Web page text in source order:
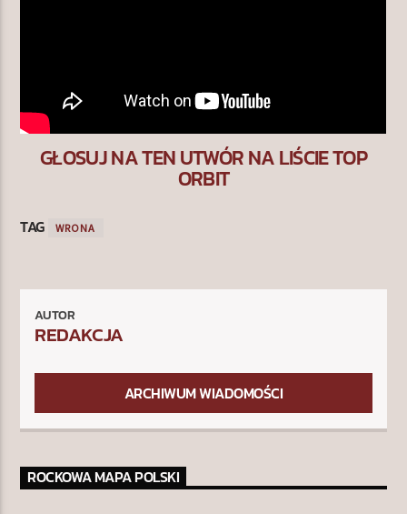
GŁOSUJ NA TEN UTWÓR NA LIŚCIE TOP
ORBIT
TAG WRONA
AUTOR
REDAKCJA
ARCHIWUM WIADOMOŚCI
ROCKOWA MAPA POLSKI